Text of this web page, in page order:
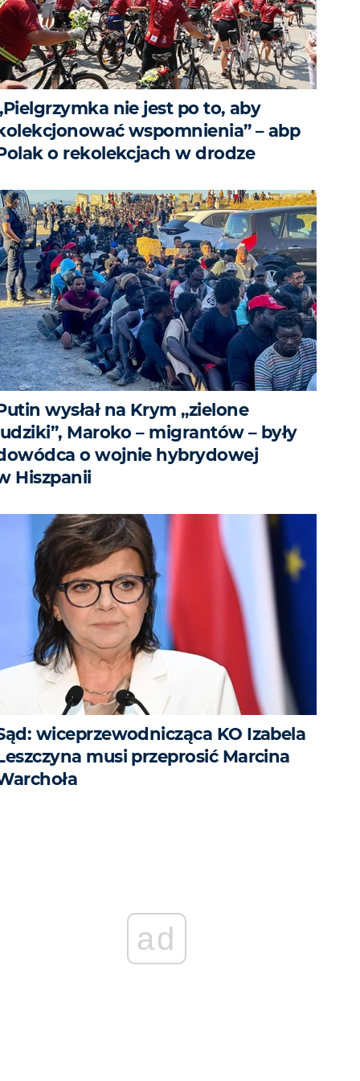
nie jest po to, aby
wspomnienia” – abp
o rekolekcjach w drodze
wysłał na Krym „zielone
Maroko – migrantów – były
o wojnie hybrydowej
Hiszpanii
wiceprzewodnicząca KO Izabela
musi przeprosić Marcina
ad